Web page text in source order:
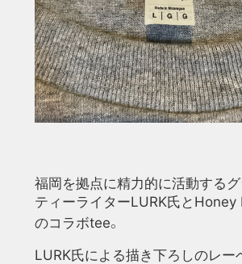
福岡を拠点に精力的に活動するグ
ティーライターLURK氏と Honey
のコラボtee。
LURK氏による描き下ろしのレー